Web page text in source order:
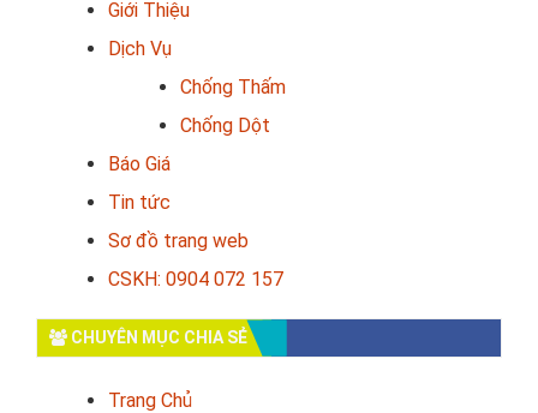
Giới Thiệu
Dịch Vụ
Chống Thấm
Chống Dột
Báo Giá
Tin tức
Sơ đồ trang web
CSKH: 0904 072 157
CHUYÊN MỤC CHIA SẺ
Trang Chủ